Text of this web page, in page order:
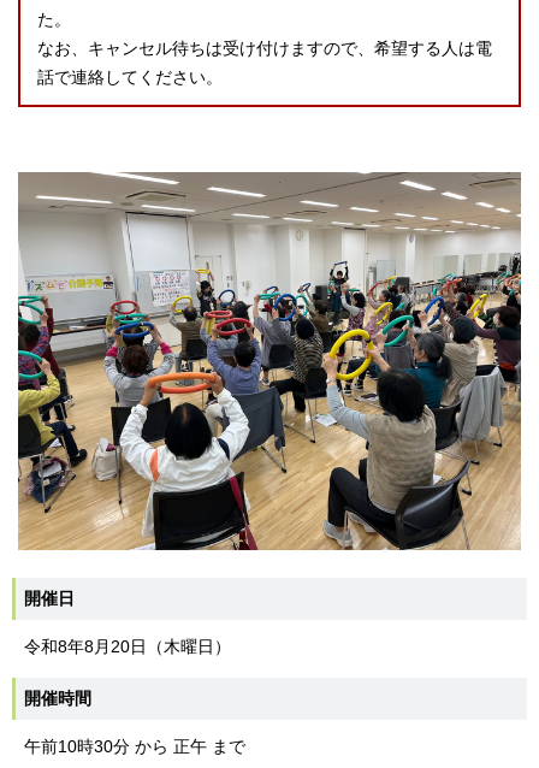
た。
なお、キャンセル待ちは受け付けますので、希望する人は電
話で連絡してください。
開催日
令和8年8月20日（木曜日）
開催時間
午前10時30分 から 正午 まで